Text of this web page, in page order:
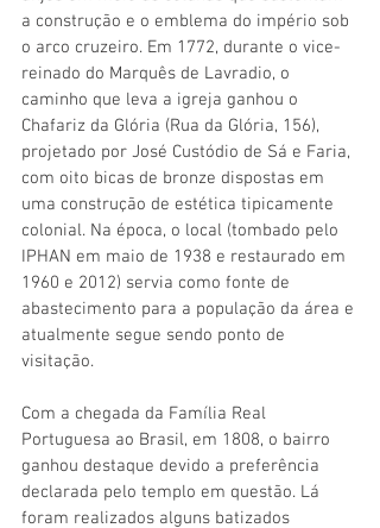
a construção e o emblema do império sob
o arco cruzeiro. Em 1772, durante o vice-
reinado do Marquês de Lavradio, o
caminho que leva a igreja ganhou o
Chafariz da Glória (Rua da Glória, 156),
projetado por José Custódio de Sá e Faria,
com oito bicas de bronze dispostas em
uma construção de estética tipicamente
colonial. Na época, o local (tombado pelo
IPHAN em maio de 1938 e restaurado em
1960 e 2012) servia como fonte de
abastecimento para a população da área e
atualmente segue sendo ponto de
visitação.
Com a chegada da Família Real
Portuguesa ao Brasil, em 1808, o bairro
ganhou destaque devido a preferência
declarada pelo templo em questão. Lá
foram realizados alguns batizados